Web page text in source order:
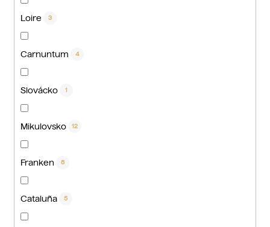
Loire 3
Carnuntum 4
Slovácko 1
Mikulovsko 12
Franken 8
Cataluña 5